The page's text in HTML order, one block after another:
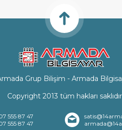
Grup Bilişim - Armada
Copyright 2013 tüm hakları saklıdır
555 87 47
555 87 47